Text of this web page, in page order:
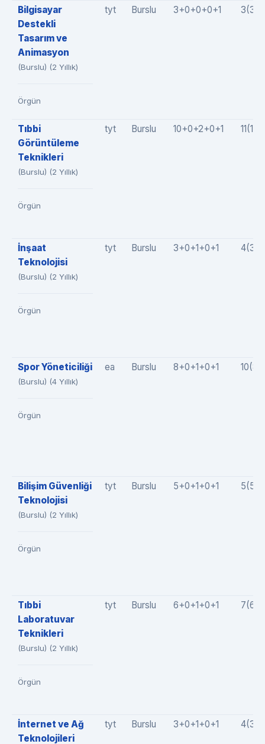
Bilgisayar
Destekli
Tasarım ve
Animasyon
(Burslu) (2 Yıllık)
Örgün
tyt Burslu 3+0+0+0+1
Tıbbi
Görüntüleme
Teknikleri
(Burslu) (2 Yıllık)
Örgün
tyt Burslu 10+0+2+0+1
İnşaat
Teknolojisi
(Burslu) (2 Yıllık)
Örgün
tyt Burslu 3+0+1+0+1
Spor Yöneticiliği
(Burslu) (4 Yıllık)
Örgün
ea Burslu 8+0+1+0+1
Bilişim Güvenliği
Teknolojisi
(Burslu) (2 Yıllık)
Örgün
tyt Burslu 5+0+1+0+1
Tıbbi
Laboratuvar
Teknikleri
(Burslu) (2 Yıllık)
Örgün
tyt Burslu 6+0+1+0+1
İnternet ve Ağ
Teknolojileri
tyt Burslu 3+0+1+0+1